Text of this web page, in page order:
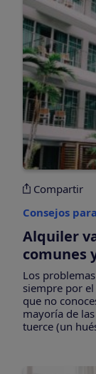
Compartir
Consejos
Alquiler
comunes
Los
siempre por
que no
mayoría de
tuerce (un